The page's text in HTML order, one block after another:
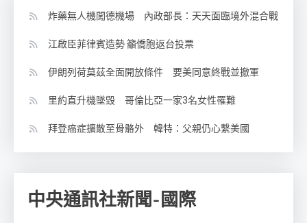
炸藥無人機闖德機場 內政部長：天天面臨境外混合戰
江啟臣菲律賓造勢 籲僑胞返台投票
伊朗列荷莫茲全面開放條件 要美同意終戰並撤軍
里約直升機墜毀 哥倫比亞一家3名女性罹難
拜登癌症擴散至骨骼外 韓特：父親仍心繫美國
中央通訊社新聞-國際